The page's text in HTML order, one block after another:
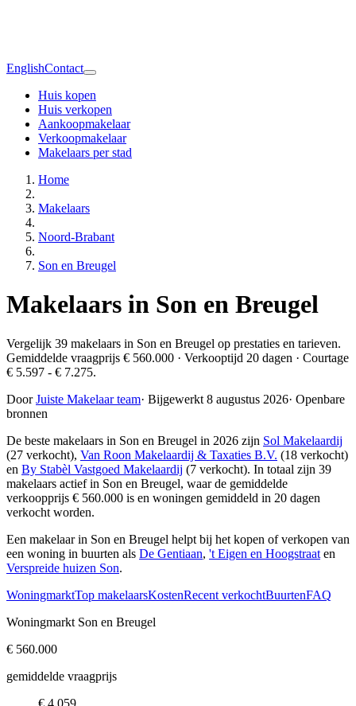
EnglishContact
Huis kopen
Huis verkopen
Aankoopmakelaar
Verkoopmakelaar
Makelaars per stad
Home
Makelaars
Noord-Brabant
Son en Breugel
Makelaars in Son en Breugel
Vergelijk 39 makelaars in Son en Breugel op prestaties en tarieven.
Gemiddelde vraagprijs € 560.000 · Verkooptijd 20 dagen · Courtage
€ 5.597 - € 7.275.
DoorJuiste Makelaar team· Bijgewerkt 8 augustus 2026· Openbare
bronnen
De beste makelaars in Son en Breugel in 2026 zijn Sol Makelaardij
(27 verkocht), Van Roon Makelaardij & Taxaties B.V. (18 verkocht)
en By Stabèl Vastgoed Makelaardij (7 verkocht). In totaal zijn 39
makelaars actief in Son en Breugel, waar de gemiddelde
verkoopprijs € 560.000 is en woningen gemiddeld in 20 dagen
verkocht worden.
Een makelaar in Son en Breugel helpt bij het kopen of verkopen van
een woning in buurten als De Gentiaan, 't Eigen en Hoogstraat en
Verspreide huizen Son.
WoningmarktTop makelaarsKostenRecent verkochtBuurtenFAQ
Woningmarkt Son en Breugel
€ 560.000
gemiddelde vraagprijs
€ 4.059